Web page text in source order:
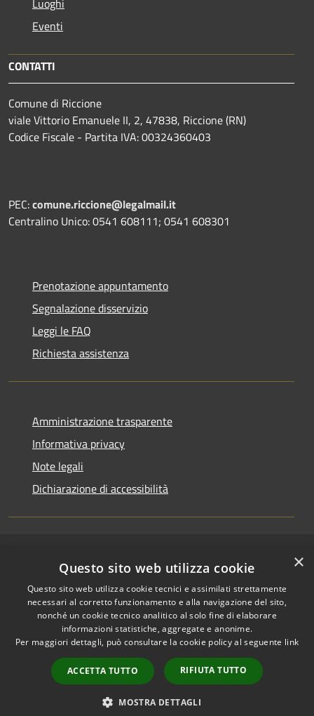
Eventi
CONTATTI
Comune di Riccione
viale Vittorio Emanuele II, 2, 47838, Riccione (RN)
Codice Fiscale - Partita IVA: 00324360403
PEC:comune.riccione@legalmail.it
Centralino Unico: 0541 608111; 0541 608301
Prenotazione appuntamento
Segnalazione disservizio
Leggi le FAQ
Richiesta assistenza
Amministrazione trasparente
Informativa privacy
Note legali
Dichiarazione di accessibilità
Accessibilità
Privacy
Cookie
Mappa del sito
Area riservata
amministratori comunali
Portale Dipendente
Comunicazioni Dirigenti
Copyright © 2026 • Comune di
Riccione • Powered by
Municipium•Accesso
redazione
×
Questo sito web utilizza cookie
Questo sito web utilizza cookie tecnici e assimilati strettamente
necessari al corretto funzionamento e alla navigazione del sito,
nonché un cookie tecnico analitico al solo fine di elaborare
informazioni statistiche, aggregate e anonime.
Per maggiori dettagli, può consultare la cookie policy al seguente link
ACCETTA TUTTO RIFIUTA TUTTO
MOSTRA DETTAGLI